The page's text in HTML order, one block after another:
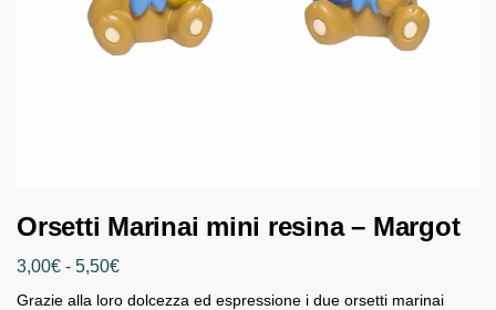
Orsetti Marinai mini resina – Margot
3,00€ - 5,50€
Grazie alla loro dolcezza ed espressione i due orsetti marinai